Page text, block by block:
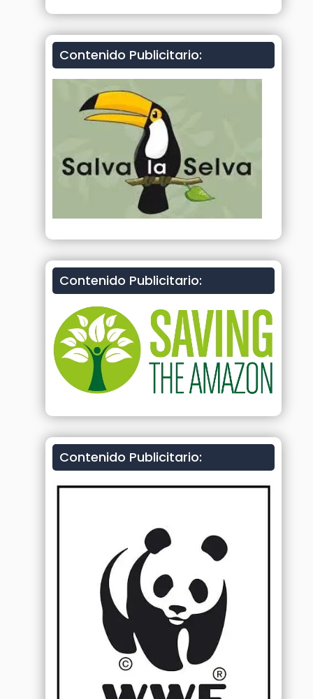
Contenido Publicitario:
Contenido Publicitario:
Contenido Publicitario: